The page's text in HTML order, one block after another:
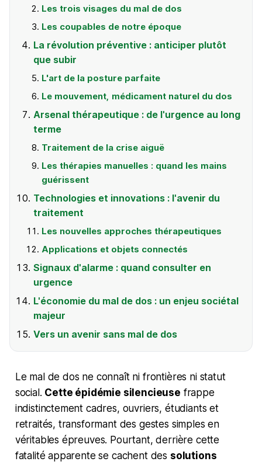
Les trois visages du mal de dos
Les coupables de notre époque
La révolution préventive : anticiper plutôt
que subir
L'art de la posture parfaite
Le mouvement, médicament naturel du dos
Arsenal thérapeutique : de l'urgence au long
terme
Traitement de la crise aiguë
Les thérapies manuelles : quand les mains
guérissent
Technologies et innovations : l'avenir du
traitement
Les nouvelles approches thérapeutiques
Applications et objets connectés
Signaux d'alarme : quand consulter en
urgence
L'économie du mal de dos : un enjeu sociétal
majeur
Vers un avenir sans mal de dos
Le mal de dos ne connaît ni frontières ni statut
social. Cette épidémie silencieuse frappe
indistinctement cadres, ouvriers, étudiants et
retraités, transformant des gestes simples en
véritables épreuves. Pourtant, derrière cette
fatalité apparente se cachent des solutions